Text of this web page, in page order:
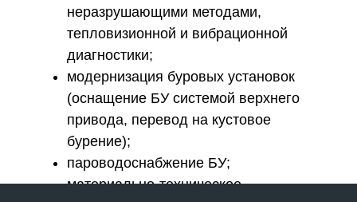
неразрушающими методами,
тепловизионной и вибрационной
диагностики;
модернизация буровых установок
(оснащение БУ системой верхнего
привода, перевод на кустовое
бурение);
пароводоснабжение БУ;
материально-техническое